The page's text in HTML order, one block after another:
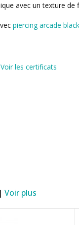
avec un texture de
piercing arcade
Voir les certificats
Voir plus